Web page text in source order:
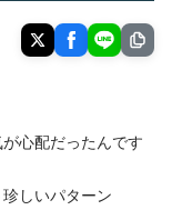
心配だったんです
しいパターン